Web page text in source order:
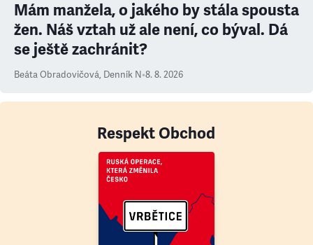
Mám manžela, o jakého by stála spousta
žen. Náš vztah už ale není, co býval. Dá
se ještě zachránit?
Beáta Obradovičová, Denník N•8. 8. 2026
Respekt Obchod